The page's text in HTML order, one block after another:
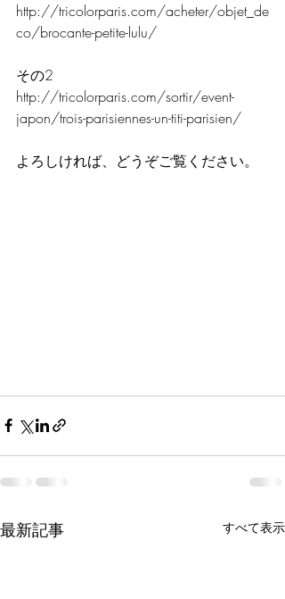
http://tricolorparis.com/acheter/objet_de
co/brocante-petite-lulu/
その2
http://tricolorparis.com/sortir/event-
japon/trois-parisiennes-un-titi-parisien/
よろしければ、どうぞご覧ください。
最新記事 すべて表示